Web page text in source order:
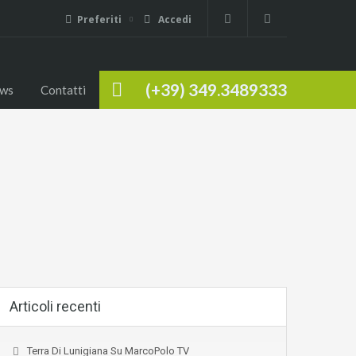
Preferiti Accedi
(+39) 349.3489333
Contatti
Articoli recenti
Terra Di Lunigiana Su MarcoPolo TV